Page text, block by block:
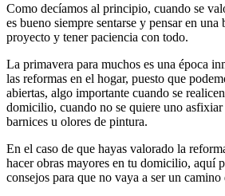
Como decíamos al principio, cuando se
es bueno siempre sentarse y pensar en
proyecto y tener paciencia con todo.
La primavera para muchos es una época
las reformas en el hogar, puesto que
abiertas, algo importante cuando se
domicilio, cuando no se quiere uno
barnices u olores de pintura.
En el caso de que hayas valorado la
hacer obras mayores en tu domicilio, aquí
consejos para que no vaya a ser un